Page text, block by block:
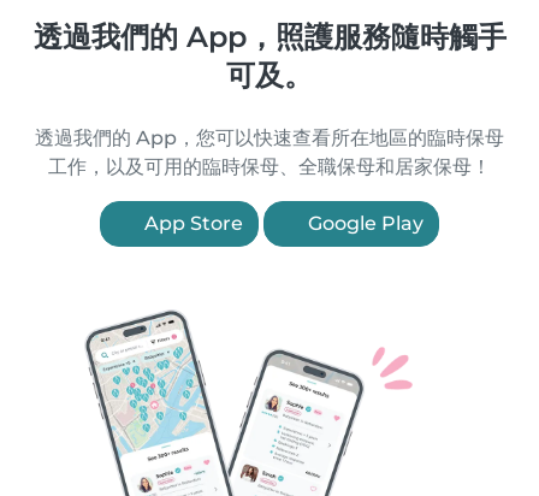
透過我們的 App，照護服務隨時觸手
可及。
透過我們的 App，您可以快速查看所在地區的臨時保母
工作，以及可用的臨時保母、全職保母和居家保母！
App Store Google Play